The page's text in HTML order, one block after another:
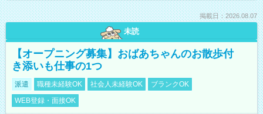
掲載日：2026.08.07
未読
【オープニング募集】おばあちゃんのお散歩付
き添いも仕事の1つ
派遣 職種未経験OK 社会人未経験OK
ブランクOK
WEB登録・面接OK